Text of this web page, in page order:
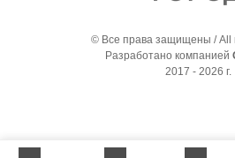
© Все права защищены / All
Разработано компанией
2017 - 2026 г.